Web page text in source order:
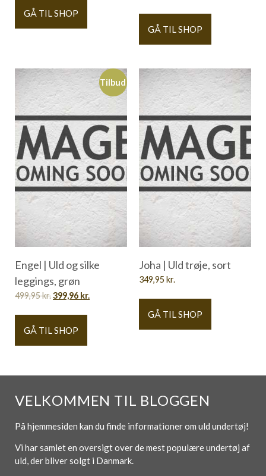
GÅ TIL SHOP
GÅ TIL SHOP
Tilbud
Engel | Uld og silke
leggings, grøn
499,95kr.399,96 kr.
GÅ TIL SHOP
Joha | Uld trøje, sort
349,95 kr.
GÅ TIL SHOP
VELKOMMEN TIL BLOGGEN
På hjemmesiden kan du finde informationer om uld undertøj!
Vi har samlet en oversigt over de mest populære undertøj af
uld, der bliver solgt i Danmark.